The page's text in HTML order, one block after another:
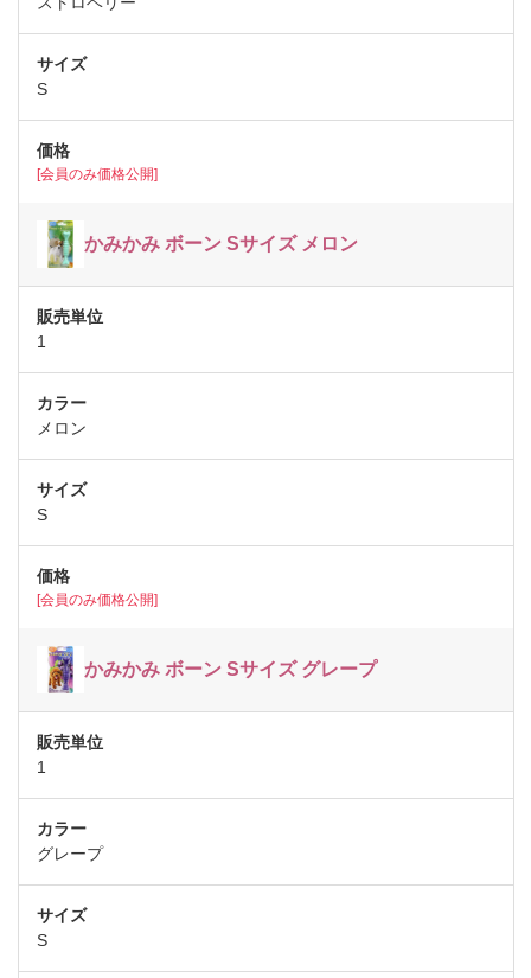
S
[会員のみ価格公開]
かみかみ ボーン Sサイズ メロン
1
メロン
S
[会員のみ価格公開]
かみかみ ボーン Sサイズ グレープ
1
グレープ
S